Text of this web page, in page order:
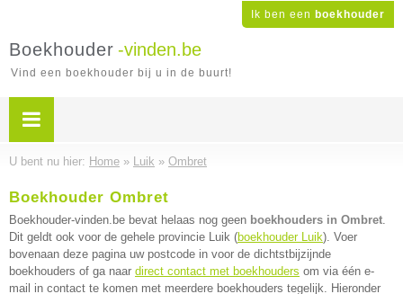
Ik ben een boekhouder
Boekhouder -vinden.be
Vind een boekhouder bij u in de buurt!
U bent nu hier: Home » Luik » Ombret
Boekhouder Ombret
Boekhouder-vinden.be bevat helaas nog geen boekhouders in Ombret.
Dit geldt ook voor de gehele provincie Luik (boekhouder Luik). Voer
bovenaan deze pagina uw postcode in voor de dichtstbijzijnde
boekhouders of ga naar direct contact met boekhouders om via één e-
mail in contact te komen met meerdere boekhouders tegelijk. Hieronder